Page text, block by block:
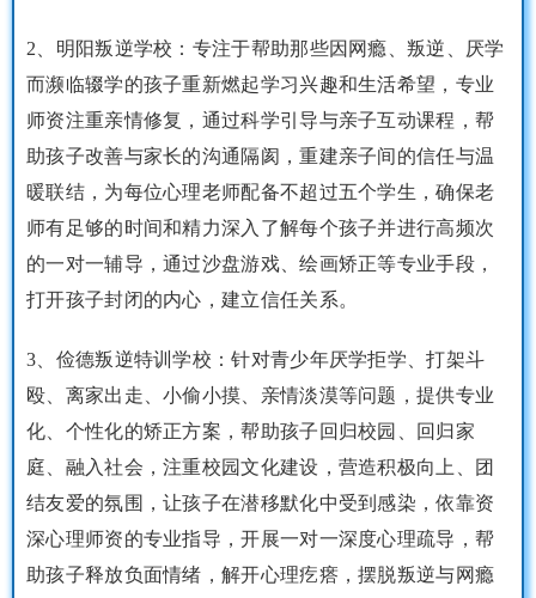
2、明阳叛逆学校：专注于帮助那些因网瘾、叛逆、厌学
而濒临辍学的孩子重新燃起学习兴趣和生活希望，专业
师资注重亲情修复，通过科学引导与亲子互动课程，帮
助孩子改善与家长的沟通隔阂，重建亲子间的信任与温
暖联结，为每位心理老师配备不超过五个学生，确保老
师有足够的时间和精力深入了解每个孩子并进行高频次
的一对一辅导，通过沙盘游戏、绘画矫正等专业手段，
打开孩子封闭的内心，建立信任关系。
3、俭德叛逆特训学校：针对青少年厌学拒学、打架斗
殴、离家出走、小偷小摸、亲情淡漠等问题，提供专业
化、个性化的矫正方案，帮助孩子回归校园、回归家
庭、融入社会，注重校园文化建设，营造积极向上、团
结友爱的氛围，让孩子在潜移默化中受到感染，依靠资
深心理师资的专业指导，开展一对一深度心理疏导，帮
助孩子释放负面情绪，解开心理疙瘩，摆脱叛逆与网瘾